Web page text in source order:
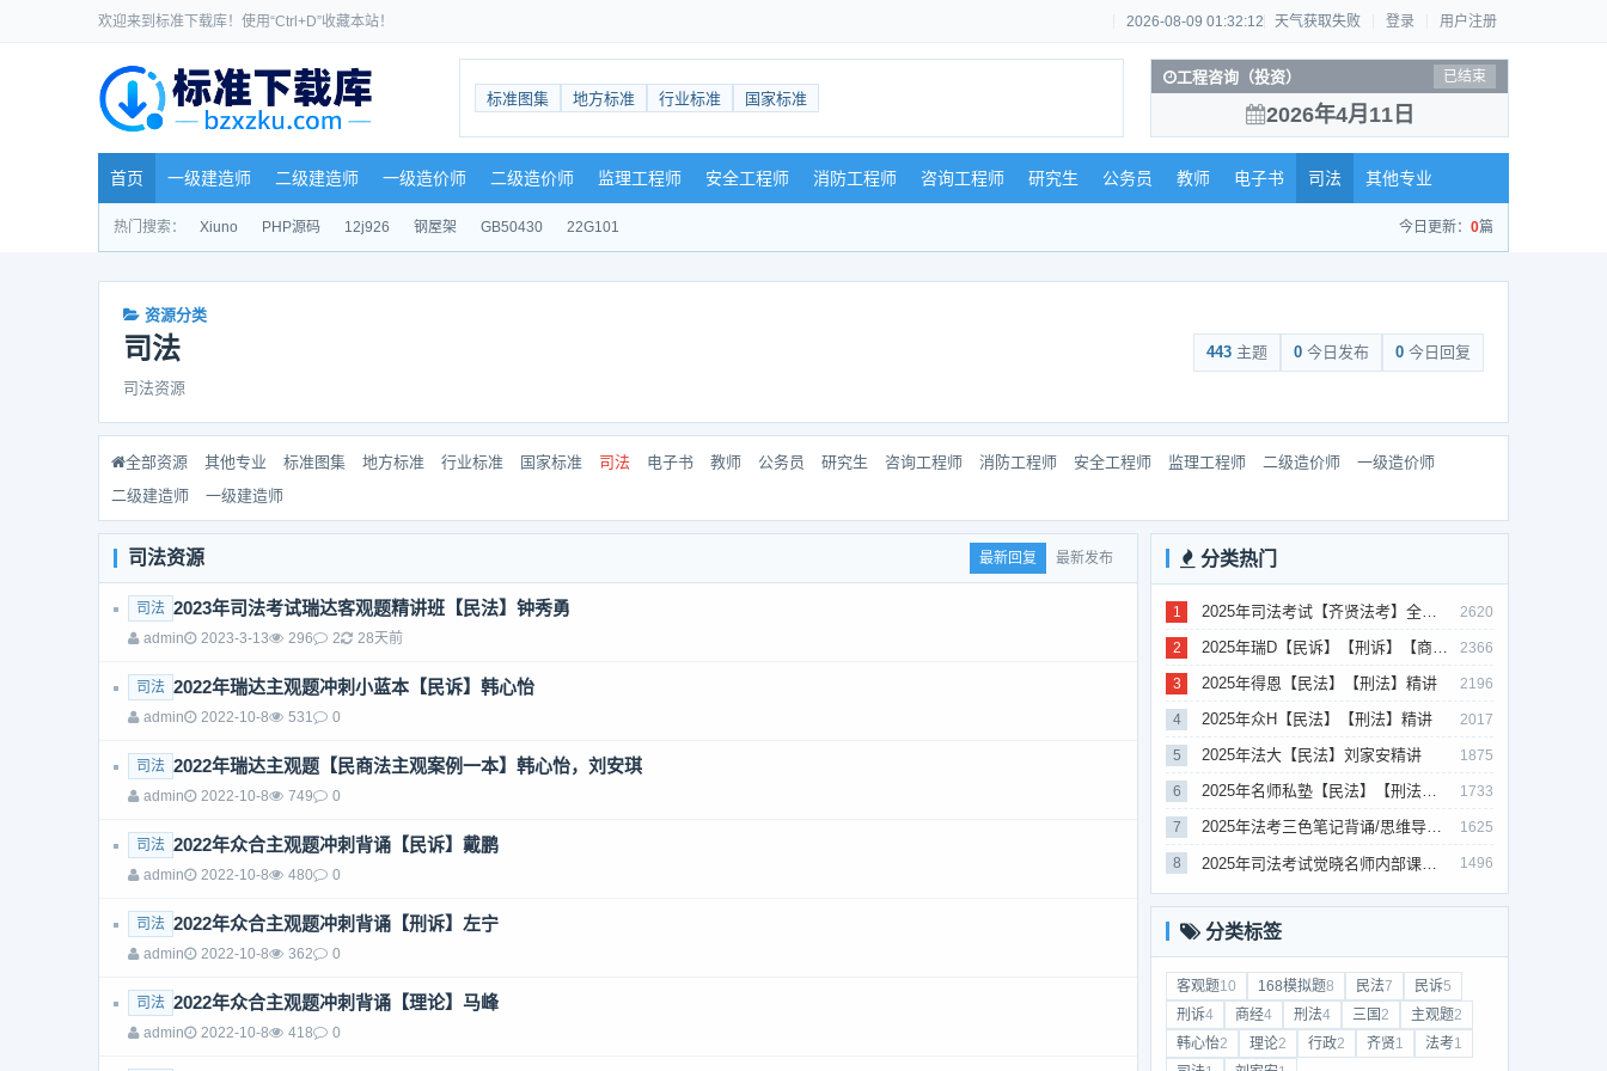
欢迎来到标准下载库！使用“Ctrl+D”收藏本站！ 2026-08-09 01:32:13 天气获取失败 登录 用户注册
标准图集 地方标准 行业标准 国家标准
工程咨询（投资） 已结束
2026年4月11日
首页 一级建造师 二级建造师 一级造价师 二级造价师 监理工程师 安全工程师 消防工程师 咨询工程师 研究生 公务员 教师 电子书 司法 其他专业
热门搜索： Xiuno PHP源码 12j926 钢屋架 GB50430 22G101 今日更新： 0篇
资源分类
司法
司法资源
443 主题 0 今日发布 0 今日回复
全部资源 其他专业 标准图集 地方标准 行业标准 国家标准 司法 电子书 教师 公务员 研究生 咨询工程师 消防工程师 安全工程师 监理工程师 二级造价师
一级造价师
二级建造师
一级建造师
司法资源 最新回复 最新发布
司法 2023年司法考试瑞达客观题精讲班【民法】钟秀勇
admin 2023-3-13 296 2 28天前
司法 2022年瑞达主观题冲刺小蓝本【民诉】韩心怡
admin 2022-10-8 531 0
司法 2022年瑞达主观题【民商法主观案例一本】韩心怡，刘安琪
admin 2022-10-8 749 0
司法 2022年众合主观题冲刺背诵【民诉】戴鹏
admin 2022-10-8 480 0
司法 2022年众合主观题冲刺背诵【刑诉】左宁
admin 2022-10-8 362 0
司法 2022年众合主观题冲刺背诵【理论】马峰
admin 2022-10-8 418 0
分类热门
1 2025年司法考试【齐贤法考】全程班 2620
2 2025年瑞D【民诉】【刑诉】【商经】【三国】精讲 2366
3 2025年得恩【民法】【刑法】精讲 2196
4 2025年众H【民法】【刑法】精讲 2017
5 2025年法大【民法】刘家安精讲 1875
6 2025年名师私塾【民法】【刑法】【行政法】【商经】精讲 1733
7 2025年法考‮色三‬笔‮背记‬诵/思维导图/学霸笔记/学科框架图 1625
8 1496
分类标签
客观题10 168模拟题8 民法7 民诉5
刑诉4 商经4 刑法4 三国2 主观题2
韩心怡2 理论2 行政2 齐贤1 法考1